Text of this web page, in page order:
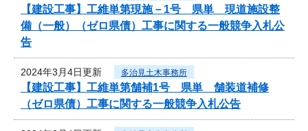
【建設工事】工維単第現施－1号 県単 現道施設整
備（一般）（ゼロ県債）工事に関する一般競争入札公
告
2024年3月4日更新 多治見土木事務所
【建設工事】工維単第舗補1号 県単 舗装道補修
（ゼロ県債）工事に関する一般競争入札公告